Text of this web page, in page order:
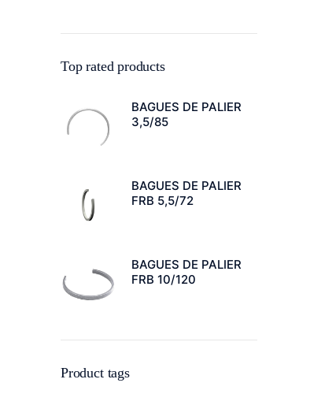
Top rated products
BAGUES DE PALIER
3,5/85
BAGUES DE PALIER
FRB 5,5/72
BAGUES DE PALIER
FRB 10/120
Product tags